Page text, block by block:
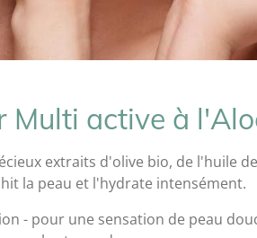
Multi active à
extraits d'olive bio, de l'huile
la peau et l'hydrate intensément.
- pour une sensation de peau